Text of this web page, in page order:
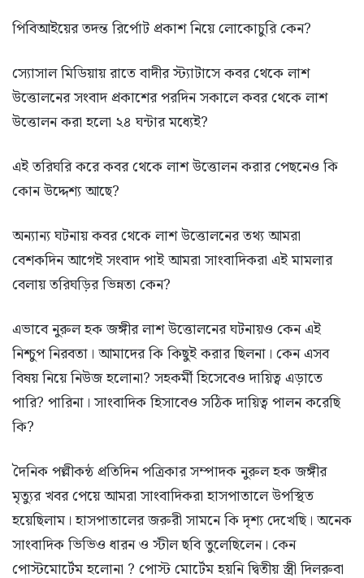
পিবিআইয়ের তদন্ত রির্পোট প্রকাশ নিয়ে লোকোচুরি কেন?
স্যোসাল মিডিয়ায় রাতে বাদীর স্ট্যাটাসে কবর থেকে লাশ
উত্তোলনের সংবাদ প্রকাশের পরদিন সকালে কবর থেকে লাশ
উত্তোলন করা হলো ২৪ ঘন্টার মধ্যেই?
এই তরিঘরি করে কবর থেকে লাশ উত্তোলন করার পেছনেও কি
কোন উদ্দেশ্য আছে?
অন্যান্য ঘটনায় কবর থেকে লাশ উত্তোলনের তথ্য আমরা
বেশকদিন আগেই সংবাদ পাই আমরা সাংবাদিকরা এই মামলার
বেলায় তরিঘড়ির ভিন্নতা কেন?
এভাবে নুরুল হক জঙ্গীর লাশ উত্তোলনের ঘটনায়ও কেন এই
নিশ্চুপ নিরবতা। আমাদের কি কিছুই করার ছিলনা। কেন এসব
বিষয় নিয়ে নিউজ হলোনা? সহকর্মী হিসেবেও দায়িত্ব এড়াতে
পারি? পারিনা। সাংবাদিক হিসাবেও সঠিক দায়িত্ব পালন করেছি
কি?
দৈনিক পল্লীকন্ঠ প্রতিদিন পত্রিকার সম্পাদক নুরুল হক জঙ্গীর
মৃত্যুর খবর পেয়ে আমরা সাংবাদিকরা হাসপাতালে উপস্থিত
হয়েছিলাম। হাসপাতালের জরুরী সামনে কি দৃশ্য দেখেছি। অনেক
সাংবাদিক ভিভিও ধারন ও স্টীল ছবি তুলেছিলেন। কেন
পোস্টমোর্টেম হলোনা ? পোস্ট মোর্টেম হয়নি দ্বিতীয় স্ত্রী দিলরুবা